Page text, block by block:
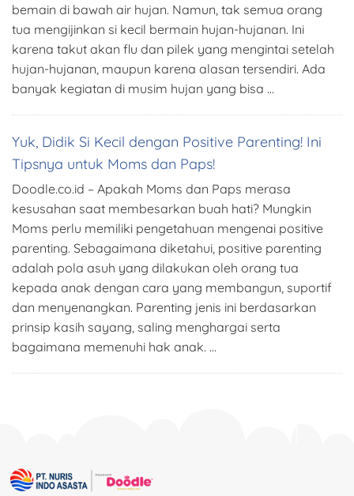
bemain di bawah air hujan. Namun, tak semua orang
tua mengijinkan si kecil bermain hujan-hujanan. Ini
karena takut akan flu dan pilek yang mengintai setelah
hujan-hujanan, maupun karena alasan tersendiri. Ada
banyak kegiatan di musim hujan yang bisa …
Yuk, Didik Si Kecil dengan Positive Parenting! Ini
Tipsnya untuk Moms dan Paps!
Doodle.co.id – Apakah Moms dan Paps merasa
kesusahan saat membesarkan buah hati? Mungkin
Moms perlu memiliki pengetahuan mengenai positive
parenting. Sebagaimana diketahui, positive parenting
adalah pola asuh yang dilakukan oleh orang tua
kepada anak dengan cara yang membangun, suportif
dan menyenangkan. Parenting jenis ini berdasarkan
prinsip kasih sayang, saling menghargai serta
bagaimana memenuhi hak anak. …